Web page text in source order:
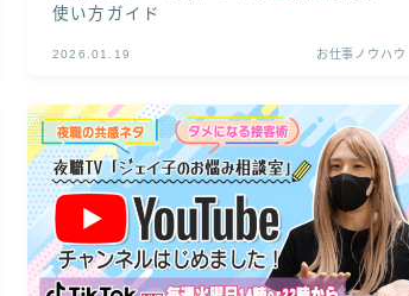
使い方ガイド
2026.01.19 お仕事ノウハウ